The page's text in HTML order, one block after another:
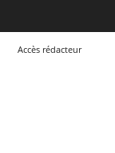
Accès rédacteur